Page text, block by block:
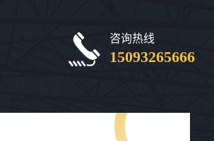
咨询热线
15093265666